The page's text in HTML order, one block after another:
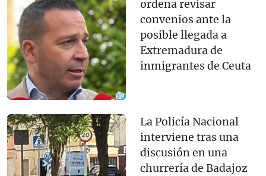
ordena revisar
convenios ante la
posible llegada a
Extremadura de
inmigrantes de Ceuta
La Policía Nacional
interviene tras una
discusión en una
churrería de Badajoz